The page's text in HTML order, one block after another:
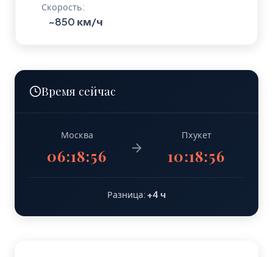
Скорость:
~850 км/ч
Время сейчас
Москва
06:18:57
Пхукет
10:18:57
Разница: +4 ч